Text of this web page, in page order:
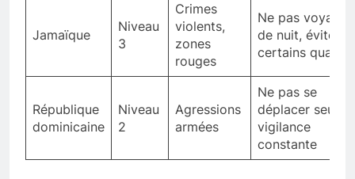
Jamaïque
Niveau
3
Crimes
violents,
zones
rouges
Ne pas voyager
de nuit, éviter
certains
République
dominicaine
Niveau
2
Agressions
armées
Ne pas se
déplacer seul,
vigilance
constante